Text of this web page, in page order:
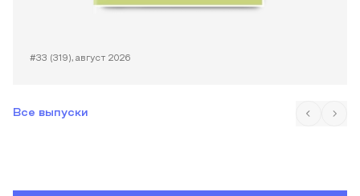
#33 (319), август 2026
Все выпуски